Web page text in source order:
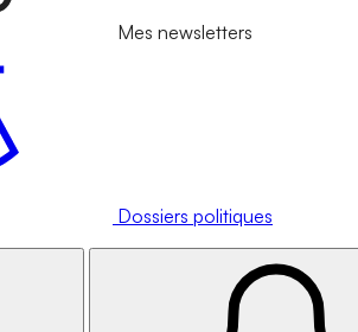
Mes newsletters
Dossiers politiques